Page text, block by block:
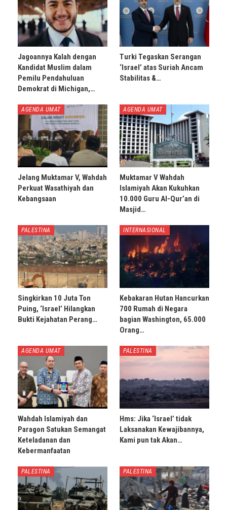
Jagoannya Kalah dengan
Kandidat Muslim dalam
Pemilu Pendahuluan
Demokrat di Michigan,…
Turki Tegaskan Serangan
‘Israel’ atas Suriah Ancam
Stabilitas &…
AGENDA UMAT
Jelang Muktamar V, Wahdah
Perkuat Wasathiyah dan
Kebangsaan
AGENDA UMAT
Muktamar V Wahdah
Islamiyah Akan Kukuhkan
10.000 Guru Al-Qur’an di
Masjid…
PALESTINA
Singkirkan 10 Juta Ton
Puing, ‘Israel’ Hilangkan
Bukti Kejahatan Perang…
INTERNASIONAL
Kebakaran Hutan Hancurkan
700 Rumah di Negara
bagian Washington, 65.000
Orang…
AGENDA UMAT
Wahdah Islamiyah dan
Paragon Satukan Semangat
Keteladanan dan
Kebermanfaatan
PALESTINA
Hms: Jika ‘Israel’ tidak
Laksanakan Kewajibannya,
Kami pun tak Akan…
PALESTINA PALESTINA